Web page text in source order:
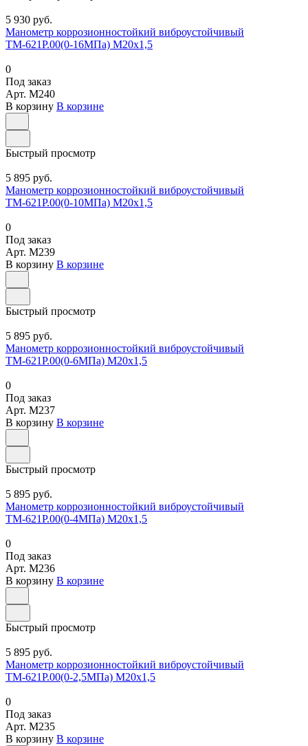
5 930 руб.
Манометр коррозионностойкий виброустойчивый
ТМ-621Р.00(0-16МПа) М20х1,5
0
Под заказ
Арт. M240
В корзину В корзине
Быстрый просмотр
5 895 руб.
Манометр коррозионностойкий виброустойчивый
ТМ-621Р.00(0-10МПа) М20х1,5
0
Под заказ
Арт. M239
В корзину В корзине
Быстрый просмотр
5 895 руб.
Манометр коррозионностойкий виброустойчивый
ТМ-621Р.00(0-6МПа) М20х1,5
0
Под заказ
Арт. M237
В корзину В корзине
Быстрый просмотр
5 895 руб.
Манометр коррозионностойкий виброустойчивый
ТМ-621Р.00(0-4МПа) М20х1,5
0
Под заказ
Арт. M236
В корзину В корзине
Быстрый просмотр
5 895 руб.
Манометр коррозионностойкий виброустойчивый
ТМ-621Р.00(0-2,5МПа) М20х1,5
0
Под заказ
Арт. M235
В корзину В корзине